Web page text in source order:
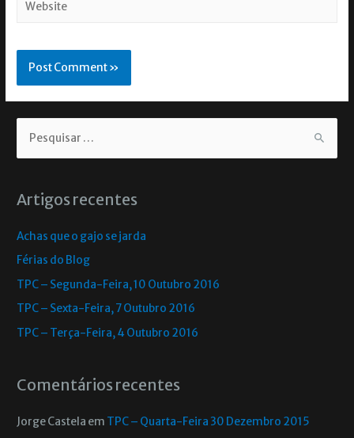
Artigos recentes
Achas que o gajo se jarda
Férias do Blog
TPC – Segunda-Feira, 10 Outubro 2016
TPC – Sexta-Feira, 7 Outubro 2016
TPC – Terça-Feira, 4 Outubro 2016
Comentários recentes
Jorge Castela em TPC – Quarta-Feira 30 Dezembro 2015